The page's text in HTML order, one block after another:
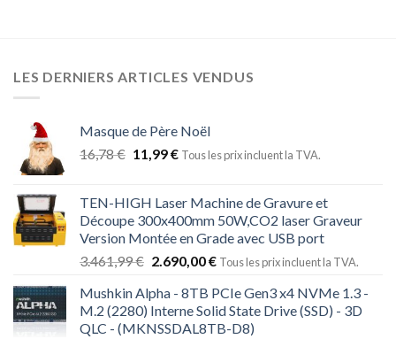
LES DERNIERS ARTICLES VENDUS
Masque de Père Noël
16,78€ 11,99€ Tous les prix incluent la TVA.
TEN-HIGH Laser Machine de Gravure et
Découpe 300x400mm 50W,CO2 laser Graveur
Version Montée en Grade avec USB port
3.461,99€ 2.690,00€ Tous les prix incluent la TVA.
Mushkin Alpha - 8TB PCIe Gen3 x4 NVMe 1.3 -
M.2 (2280) Interne Solid State Drive (SSD) - 3D
QLC - (MKNSSDAL8TB-D8)